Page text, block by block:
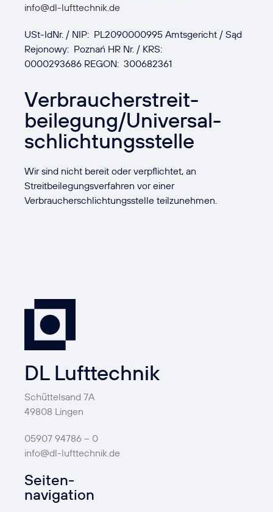
info@dl-lufttechnik.de
USt-IdNr. / NIP: PL2090000995 Amtsgericht / Sąd
Rejonowy: Poznań HR Nr. / KRS:
0000293686 REGON: 300682361
Verbraucher­streit­
beilegung/Universal­
schlichtungs­stelle
Wir sind nicht bereit oder verpflichtet, an
Streitbeilegungsverfahren vor einer
Verbraucherschlichtungsstelle teilzunehmen.
DL Lufttechnik
Schüttelsand 7A
49808 Lingen
05907 94786 – 0
info@dl-lufttechnik.de
Seiten-
navigation